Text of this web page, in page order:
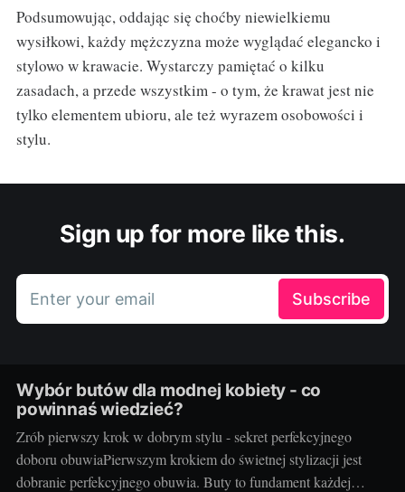
Podsumowując, oddając się choćby niewielkiemu
wysiłkowi, każdy mężczyzna może wyglądać elegancko i
stylowo w krawacie. Wystarczy pamiętać o kilku
zasadach, a przede wszystkim - o tym, że krawat jest nie
tylko elementem ubioru, ale też wyrazem osobowości i
stylu.
Sign up for more like this.
Enter your email Subscribe
Wybór butów dla modnej kobiety - co
powinnaś wiedzieć?
Zrób pierwszy krok w dobrym stylu - sekret perfekcyjnego
doboru obuwiaPierwszym krokiem do świetnej stylizacji jest
dobranie perfekcyjnego obuwia. Buty to fundament każdej